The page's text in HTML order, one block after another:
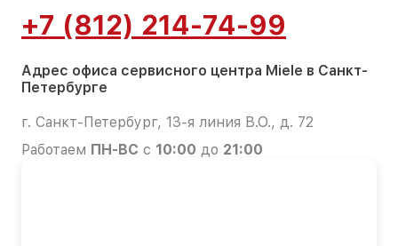
+7 (812) 214-74-99
Адрес офиса сервисного центра Miele в Санкт-
Петербурге
г. Санкт-Петербург, 13-я линия В.О., д. 72
Работаем ПН-ВС с 10:00 до 21:00